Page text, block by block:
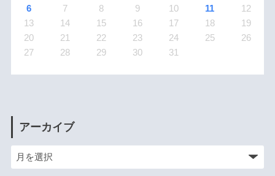
6
7 8 9 10 11
12
13
14 15 16 17 18
19
20
21 22 23 24 25
26
27
28 29 30 31
アーカイブ